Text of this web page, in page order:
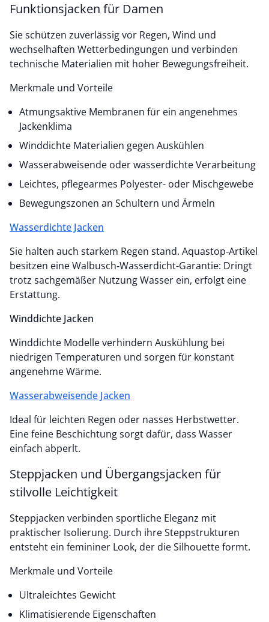
Funktionsjacken für Damen
Sie schützen zuverlässig vor Regen, Wind und
wechselhaften Wetterbedingungen und verbinden
technische Materialien mit hoher Bewegungsfreiheit.
Merkmale und Vorteile
Atmungsaktive Membranen für ein angenehmes
Jackenklima
Winddichte Materialien gegen Auskühlen
Wasserabweisende oder wasserdichte Verarbeitung
Leichtes, pflegearmes Polyester- oder Mischgewebe
Bewegungszonen an Schultern und Ärmeln
Wasserdichte Jacken
Sie halten auch starkem Regen stand. Aquastop‑Artikel
besitzen eine Walbusch‑Wasserdicht-Garantie: Dringt
trotz sachgemäßer Nutzung Wasser ein, erfolgt eine
Erstattung.
Winddichte Jacken
Winddichte Modelle verhindern Auskühlung bei
niedrigen Temperaturen und sorgen für konstant
angenehme Wärme.
Wasserabweisende Jacken
Ideal für leichten Regen oder nasses Herbstwetter.
Eine feine Beschichtung sorgt dafür, dass Wasser
einfach abperlt.
Steppjacken und Übergangsjacken für
stilvolle Leichtigkeit
Steppjacken verbinden sportliche Eleganz mit
praktischer Isolierung. Durch ihre Steppstrukturen
entsteht ein femininer Look, der die Silhouette formt.
Merkmale und Vorteile
Ultraleichtes Gewicht
Klimatisierende Eigenschaften